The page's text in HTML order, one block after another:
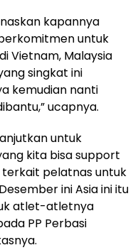
kapannya
untuk
Vietnam, Malaysia
singkat ini
kemudian nanti
ucapnya.
untuk
kita bisa support
pelatnas untuk
ini Asia ini itu
atlet-atletnya
PP Perbasi